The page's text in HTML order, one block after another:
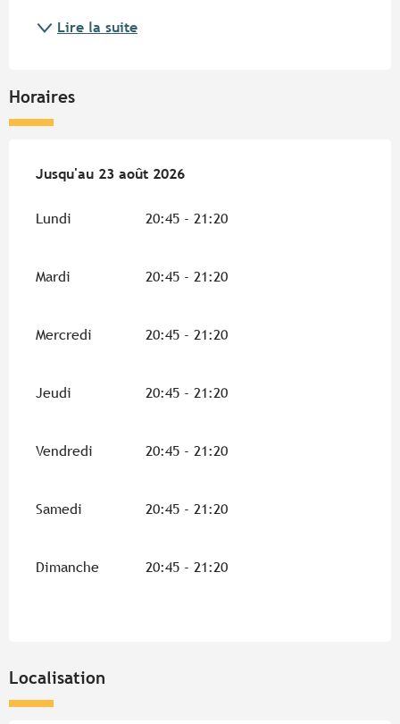
Lire la suite
Horaires
Du9 juillet 2026 au23 août 2026
Jusqu'au 23 août 2026
Lundi 20:45 - 21:20
Mardi 20:45 - 21:20
Mercredi 20:45 - 21:20
Jeudi 20:45 - 21:20
Vendredi 20:45 - 21:20
Samedi 20:45 - 21:20
Dimanche 20:45 - 21:20
Localisation